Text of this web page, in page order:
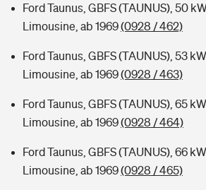
Ford Taunus, GBFS (TAUNUS), 50
Limousine, ab 1969(0928 / 462)
Ford Taunus, GBFS (TAUNUS), 53
Limousine, ab 1969(0928 / 463)
Ford Taunus, GBFS (TAUNUS), 65
Limousine, ab 1969(0928 / 464)
Ford Taunus, GBFS (TAUNUS), 66
Limousine, ab 1969(0928 / 465)